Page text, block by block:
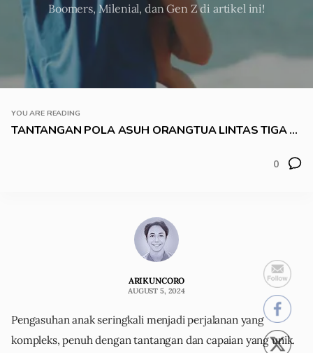
Boomers, Milenial, dan Gen Z di artikel ini!
YOU ARE READING
TANTANGAN POLA ASUH ORANGTUA LINTAS TIGA ...
0
ARIKUNCORO
AUGUST 5, 2024
Pengasuhan anak seringkali menjadi perjalanan yang
kompleks, penuh dengan tantangan dan capaian yang unik.